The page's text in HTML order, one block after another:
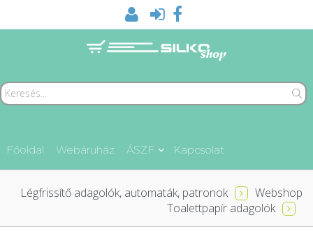
Főoldal Webáruház ÁSZF Kapcsolat
Webshop
Légfrissítő adagolók, automaták, patronok
Toalettpapír adagolók